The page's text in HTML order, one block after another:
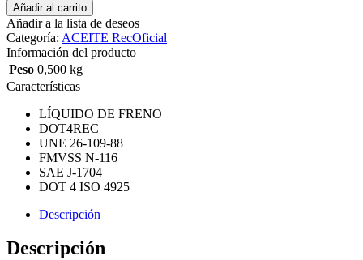
Añadir al carrito
Añadir a la lista de deseos
Categoría: ACEITE RecOficial
Información del producto
Peso 0,500 kg
Características
LÍQUIDO DE FRENO
DOT4REC
UNE 26-109-88
FMVSS N-116
SAE J-1704
DOT 4 ISO 4925
Descripción
Descripción